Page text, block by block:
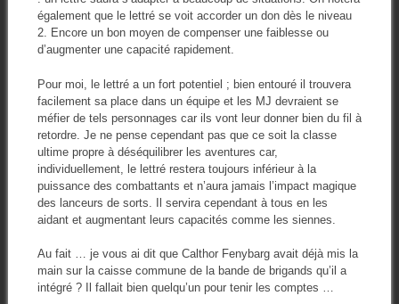
également que le lettré se voit accorder un don dès le niveau
2. Encore un bon moyen de compenser une faiblesse ou
d’augmenter une capacité rapidement.
Pour moi, le lettré a un fort potentiel ; bien entouré il trouvera
facilement sa place dans un équipe et les MJ devraient se
méfier de tels personnages car ils vont leur donner bien du fil à
retordre. Je ne pense cependant pas que ce soit la classe
ultime propre à déséquilibrer les aventures car,
individuellement, le lettré restera toujours inférieur à la
puissance des combattants et n’aura jamais l’impact magique
des lanceurs de sorts. Il servira cependant à tous en les
aidant et augmentant leurs capacités comme les siennes.
Au fait … je vous ai dit que Calthor Fenybarg avait déjà mis la
main sur la caisse commune de la bande de brigands qu’il a
intégré ? Il fallait bien quelqu’un pour tenir les comptes …